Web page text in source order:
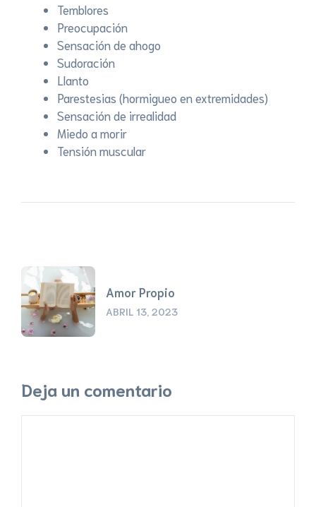
Temblores
Preocupación
Sensación de ahogo
Sudoración
Llanto
Parestesias (hormigueo en extremidades)
Sensación de irrealidad
Miedo a morir
Tensión muscular
Amor Propio
ABRIL 13, 2023
Deja un comentario